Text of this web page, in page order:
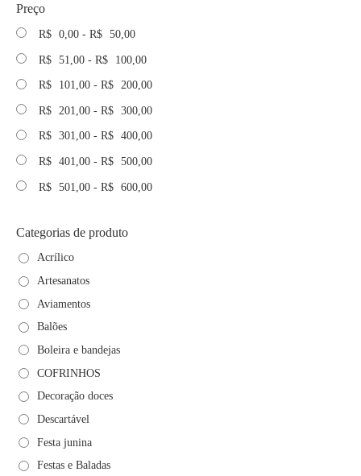
Preço
R$ 0,00 - R$ 50,00
R$ 51,00 - R$ 100,00
R$ 101,00 - R$ 200,00
R$ 201,00 - R$ 300,00
R$ 301,00 - R$ 400,00
R$ 401,00 - R$ 500,00
R$ 501,00 - R$ 600,00
Categorias de produto
Acrílico
Artesanatos
Aviamentos
Balões
Boleira e bandejas
COFRINHOS
Decoração doces
Descartável
Festa junina
Festas e Baladas